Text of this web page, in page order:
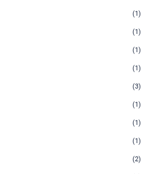
(1)
(1)
(1)
(1)
(3)
(1)
(1)
(1)
(2)